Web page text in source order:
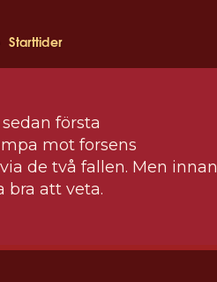
första
mot forsens
de två fallen. Men innan
bra att veta.
Starttider